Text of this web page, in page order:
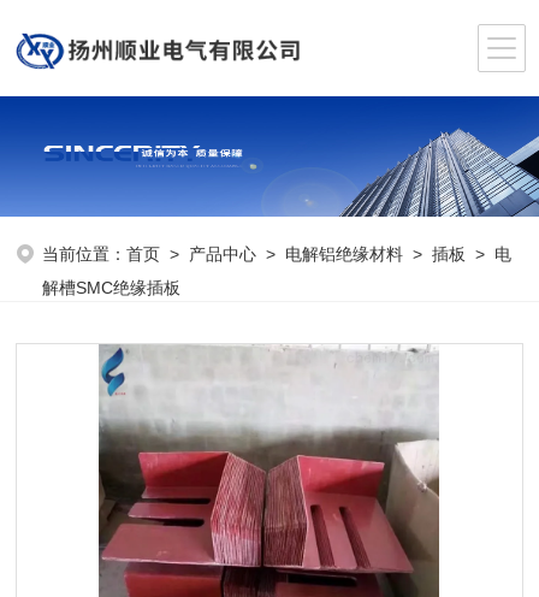
当前位置：首页 > 产品中心 > 电解铝绝缘材料 >插板
> 电
解槽SMC绝缘插板